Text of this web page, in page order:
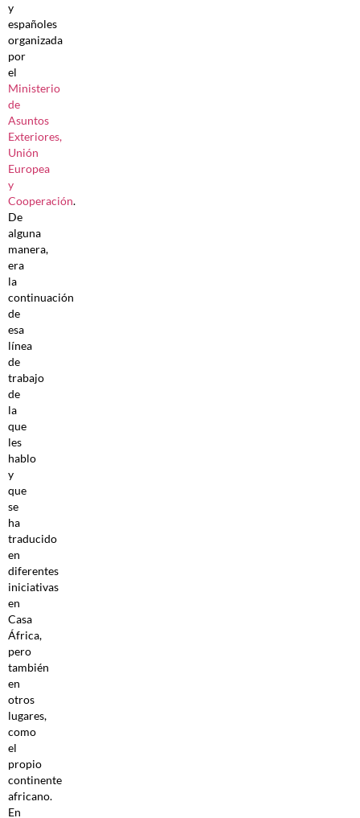
y
españoles
organizada
por
el
Ministerio
de
Asuntos
Exteriores,
Unión
Europea
y
Cooperación.
De
alguna
manera,
era
la
continuación
de
esa
línea
de
trabajo
de
la
que
les
hablo
y
que
se
ha
traducido
en
diferentes
iniciativas
en
Casa
África,
pero
también
en
otros
lugares,
como
el
propio
continente
africano.
En